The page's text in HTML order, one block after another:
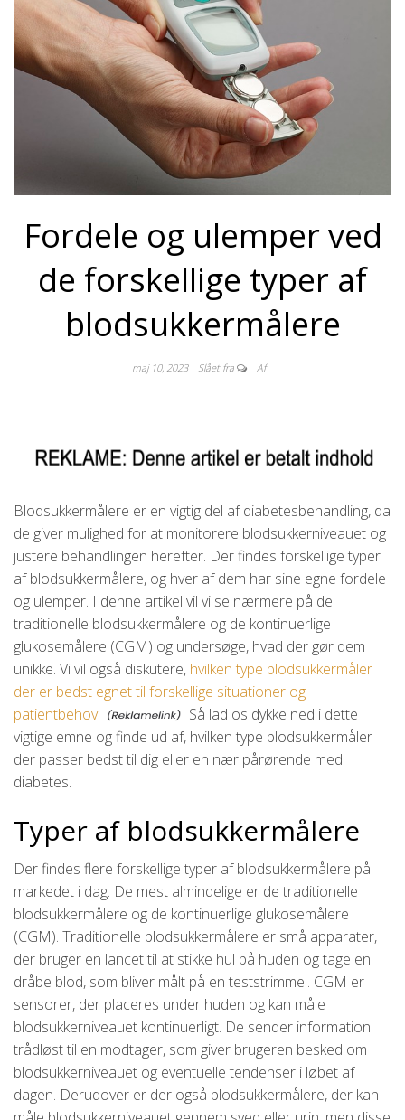
Fordele og ulemper ved
de forskellige typer af
blodsukkermålere
maj 10, 2023 Slået fra Af
Blodsukkermålere er en vigtig del af diabetesbehandling, da
de giver mulighed for at monitorere blodsukkerniveauet og
justere behandlingen herefter. Der findes forskellige typer
af blodsukkermålere, og hver af dem har sine egne fordele
og ulemper. I denne artikel vil vi se nærmere på de
traditionelle blodsukkermålere og de kontinuerlige
glukosemålere (CGM) og undersøge, hvad der gør dem
unikke. Vi vil også diskutere, hvilken type blodsukkermåler
der er bedst egnet til forskellige situationer og
patientbehov.
Så lad os dykke ned i dette
vigtige emne og finde ud af, hvilken type blodsukkermåler
der passer bedst til dig eller en nær pårørende med
diabetes.
Typer af blodsukkermålere
Der findes flere forskellige typer af blodsukkermålere på
markedet i dag. De mest almindelige er de traditionelle
blodsukkermålere og de kontinuerlige glukosemålere
(CGM). Traditionelle blodsukkermålere er små apparater,
der bruger en lancet til at stikke hul på huden og tage en
dråbe blod, som bliver målt på en teststrimmel. CGM er
sensorer, der placeres under huden og kan måle
blodsukkerniveauet kontinuerligt. De sender information
trådløst til en modtager, som giver brugeren besked om
blodsukkerniveauet og eventuelle tendenser i løbet af
dagen. Derudover er der også blodsukkermålere, der kan